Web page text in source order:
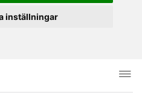
inställningar